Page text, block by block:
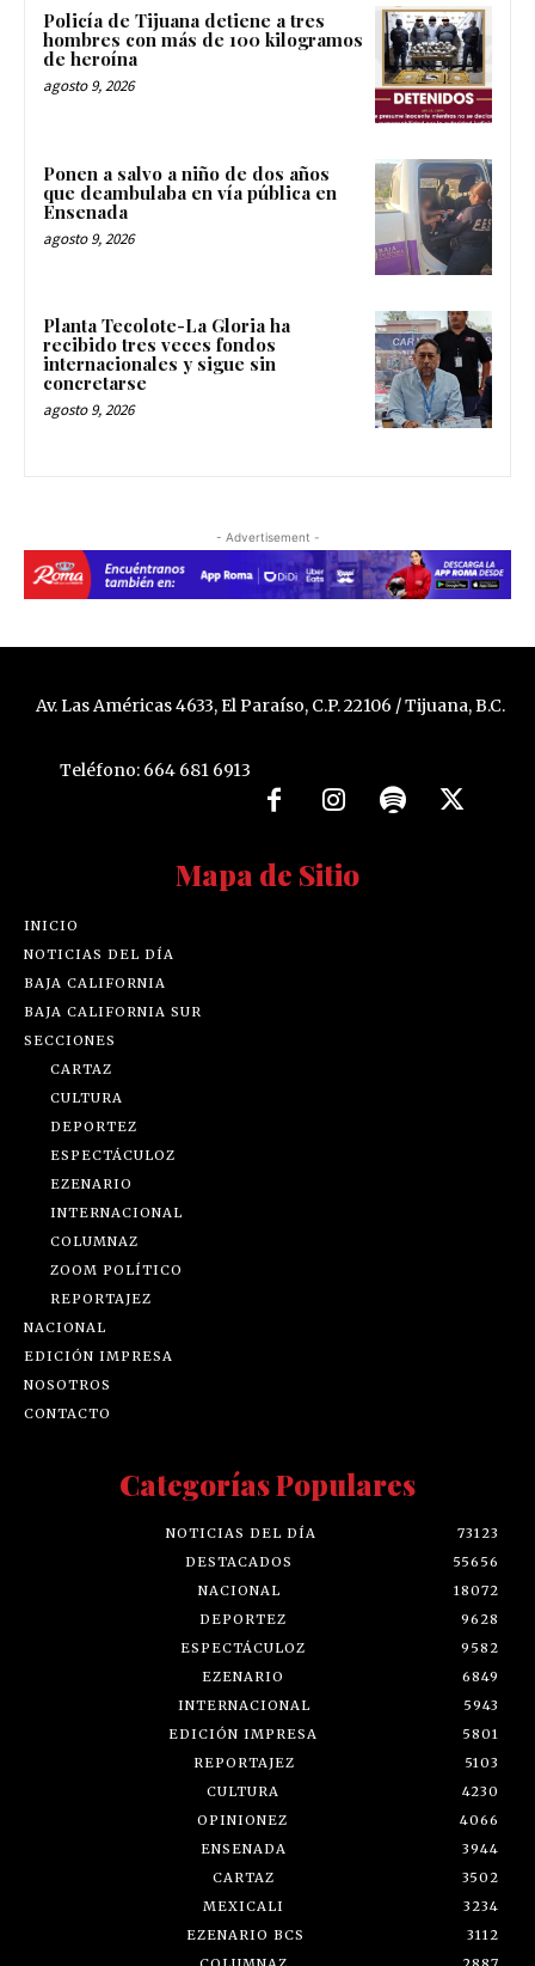
Policía de Tijuana detiene a tres
hombres con más de 100 kilogramos
de heroína
agosto 9, 2026
Ponen a salvo a niño de dos años
que deambulaba en vía pública en
Ensenada
agosto 9, 2026
Planta Tecolote-La Gloria ha
recibido tres veces fondos
internacionales y sigue sin
concretarse
agosto 9, 2026
- Advertisement -
Av. Las Américas 4633, El Paraíso, C.P. 22106 / Tijuana, B.C.
Teléfono: 664 681 6913
Mapa de Sitio
INICIO
NOTICIAS DEL DÍA
BAJA CALIFORNIA
BAJA CALIFORNIA SUR
SECCIONES
CARTAZ
CULTURA
DEPORTEZ
ESPECTÁCULOZ
EZENARIO
INTERNACIONAL
COLUMNAZ
ZOOM POLÍTICO
REPORTAJEZ
NACIONAL
EDICIÓN IMPRESA
NOSOTROS
CONTACTO
Categorías Populares
NOTICIAS DEL DÍA
73123
DESTACADOS
55656
NACIONAL
18072
DEPORTEZ
9628
ESPECTÁCULOZ
9582
EZENARIO
6849
INTERNACIONAL
5943
EDICIÓN IMPRESA
5801
REPORTAJEZ
5103
CULTURA
4230
OPINIONEZ
4066
ENSENADA
3944
CARTAZ
3502
MEXICALI
3234
EZENARIO BCS
3112